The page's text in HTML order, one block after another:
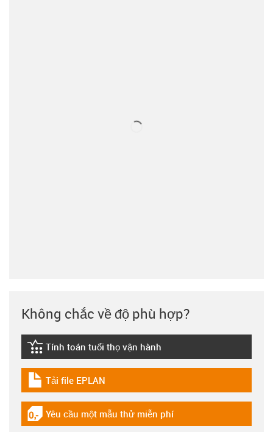
Không chắc về độ phù hợp?
igus-icon-lebensdauerrechner
Tính toán tuổi thọ vận hành
igus-icon-download-plan
Tải file EPLAN
igus-icon-gratismuster
Yêu cầu một mẫu thử miễn phí